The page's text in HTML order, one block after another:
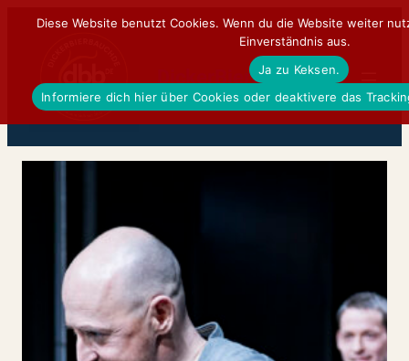
DickerBierBauchDE
Diese Website benutzt Cookies. Wenn du die Website weiter
Einverständnis aus.
Ja zu Keksen.
Informiere dich hier über Cookies oder deaktivere das